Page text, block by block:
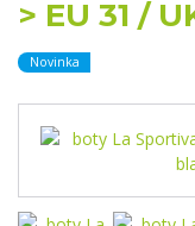
> EU 31 /
Novinka